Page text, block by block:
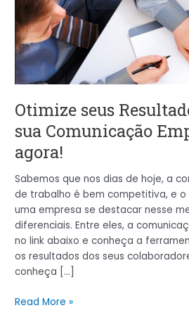
Otimize seus
sua Comunicação
agora!
Sabemos que nos dias de hoje, a
de trabalho é bem competitiva, e o
uma empresa se destacar nesse
diferenciais. Entre eles, a
no link abaixo e conheça a
os resultados dos seus
conheça […]
Melhore
a
sua
Comunicação
Empresarial
agora!
Read More »